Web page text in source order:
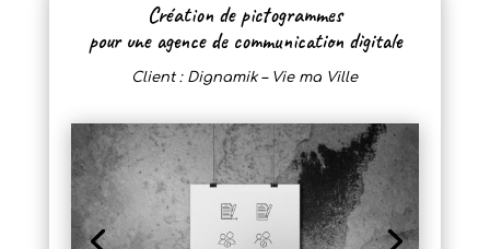
Création de pictogrammes
pour une agence de communication digitale
Client : Dignamik – Vie ma Ville